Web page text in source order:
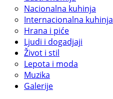
Nacionalna kuhinja
Internacionalna kuhinja
Hrana i piće
Ljudi i dogadjaji
Život i stil
Lepota i moda
Muzika
Galerije